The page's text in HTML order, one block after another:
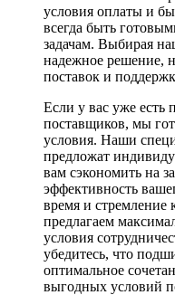
условия оплаты и
всегда быть
задачам. Выбирая
надежное решение,
поставок и
Если у вас уже есть
поставщиков, мы
условия. Наши
предложат
вам сэкономить на
эффективность
время и стремление
предлагаем
условия
убедитесь, что
оптимальное
выгодных условий